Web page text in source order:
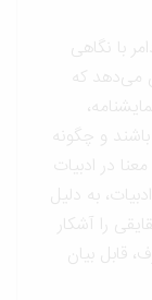
نگاهی
که
چگونه
ادبیات
به دلیل
آشکار
بیان